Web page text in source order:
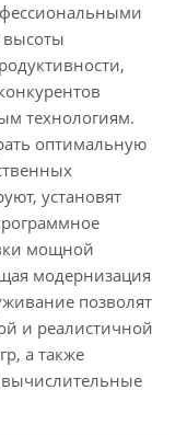
технологиям.
оптимальную
установят
мощной
модернизация
позволят
и реалистичной
а также